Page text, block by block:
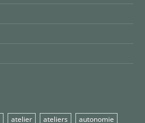
atelier ateliers autonomie